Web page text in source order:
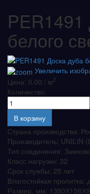
белого
Увеличить
Цена: 0.00 / м2
Количество:
Страна производства:
Производитель: UNILIN
Тип соединения:
Класс нагрузки: 32
Срок службы: 25 лет
Влагостойкая пропитка:
Размер, мм: 1380Х156Х9